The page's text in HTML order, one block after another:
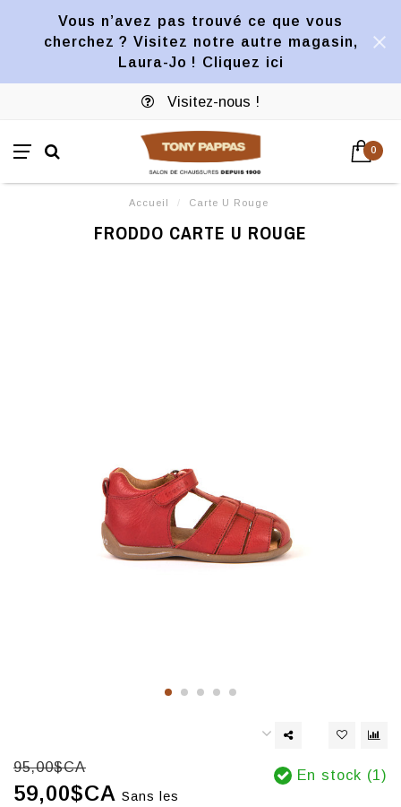
Vous n’avez pas trouvé ce que vous
cherchez ? Visitez notre autre magasin,
Laura-Jo ! Cliquez ici
Visitez-nous !
0
Accueil / Carte U Rouge
FRODDO CARTE U ROUGE
95,00$CA
59,00$CA Sans les
En stock (1)